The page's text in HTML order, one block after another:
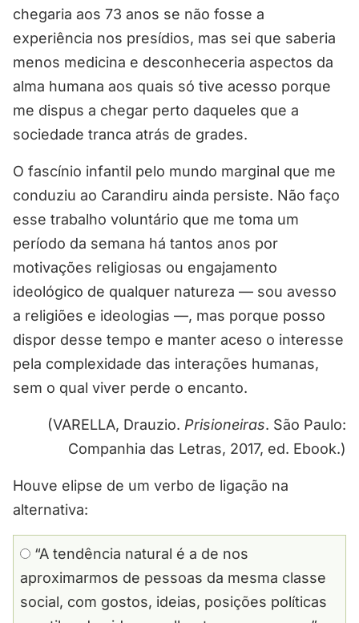
chegaria aos 73 anos se não fosse a
experiência nos presídios, mas sei que saberia
menos medicina e desconheceria aspectos da
alma humana aos quais só tive acesso porque
me dispus a chegar perto daqueles que a
sociedade tranca atrás de grades.
O fascínio infantil pelo mundo marginal que me
conduziu ao Carandiru ainda persiste. Não faço
esse trabalho voluntário que me toma um
período da semana há tantos anos por
motivações religiosas ou engajamento
ideológico de qualquer natureza — sou avesso
a religiões e ideologias —, mas porque posso
dispor desse tempo e manter aceso o interesse
pela complexidade das interações humanas,
sem o qual viver perde o encanto.
(VARELLA, Drauzio. Prisioneiras. São Paulo:
Companhia das Letras, 2017, ed. Ebook.)
Houve elipse de um verbo de ligação na
alternativa:
“A tendência natural é a de nos
aproximarmos de pessoas da mesma classe
social, com gostos, ideias, posições políticas